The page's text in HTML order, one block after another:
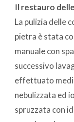
Il restauro
La pulizia delle
pietra è stata
manuale con
successivo
effettuato
nebulizzata ed
spruzzata con